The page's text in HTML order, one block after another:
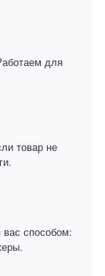
для
товар не
способом: